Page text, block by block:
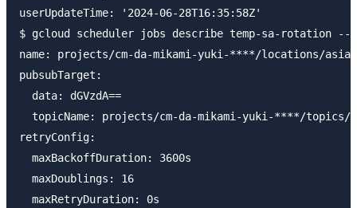
userUpdateTime: '2024-06-28T16:35:58Z'
$ gcloud scheduler jobs describe temp-sa-rotation --
name: projects/cm-da-mikami-yuki-****/locations/
pubsubTarget:
  data: dGVzdA==
topicName: projects/cm-da-mikami-yuki-****/topics/
retryConfig:
  maxBackoffDuration: 3600s
  maxDoublings: 16
  maxRetryDuration: 0s